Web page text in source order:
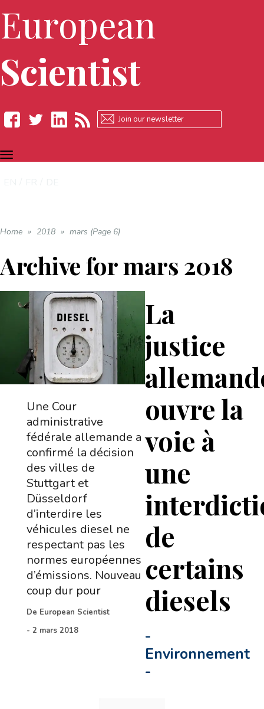
European
Scientist
Facebook
TOGGLE
NAVIGATION
Home » 2018 » mars (Page 6)
Archive formars 2018
La
justice
ouvre la
voie à
une
de
certains
diesels
-
Environnement
-
Une Cour
administrative
fédérale allemande a
confirmé la décision
des villes de
Stuttgart et
Düsseldorf
d’interdire les
véhicules diesel ne
respectant pas les
normes européennes
d’émissions. Nouveau
coup dur pour
De European Scientist
- 2 mars 2018